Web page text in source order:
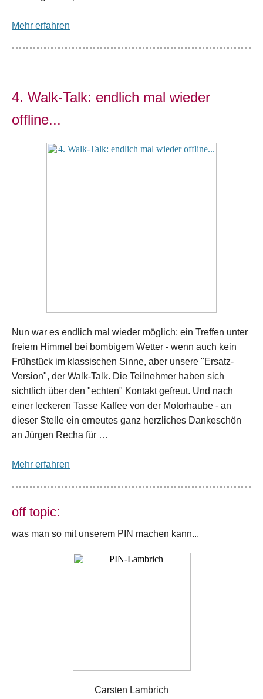
Mehr erfahren
4. Walk-Talk: endlich mal wieder
offline...
Nun war es endlich mal wieder möglich: ein Treffen unter
freiem Himmel bei bombigem Wetter - wenn auch kein
Frühstück im klassischen Sinne, aber unsere "Ersatz-
Version", der Walk-Talk. Die Teilnehmer haben sich
sichtlich über den "echten" Kontakt gefreut. Und nach
einer leckeren Tasse Kaffee von der Motorhaube - an
dieser Stelle ein erneutes ganz herzliches Dankeschön
an Jürgen Recha für …
Mehr erfahren
off topic:
was man so mit unserem PIN machen kann...
Carsten Lambrich